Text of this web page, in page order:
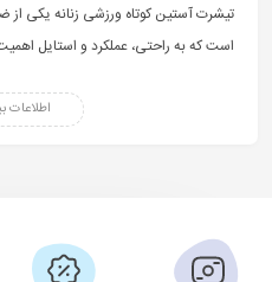
تیشرت آستین کوتاه ورزشی زنانه یکی از
است که به راحتی، عملکرد و استایل
احساس سبکی و خنکی داشته باشید و
باشد، این دسته‌بندی بهترین انتخاب
تیشرت آستین کوتاه ورزشی
اطلاعات